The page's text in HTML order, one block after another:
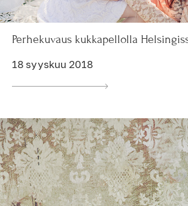
Perhekuvaus kukkapellolla
18 syyskuu 2018